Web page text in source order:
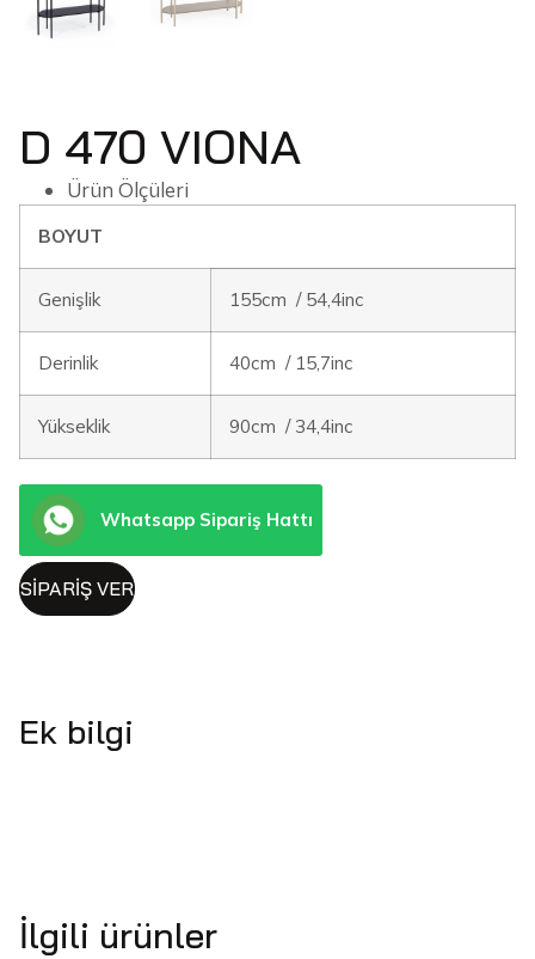
D 470 VIONA
Ürün Ölçüleri
BOYUT
Genişlik 155cm / 54,4inc
Derinlik 40cm / 15,7inc
Yükseklik 90cm / 34,4inc
Whatsapp Sipariş Hattı
SIPARIŞ VER
Ek bilgi
İlgili ürünler